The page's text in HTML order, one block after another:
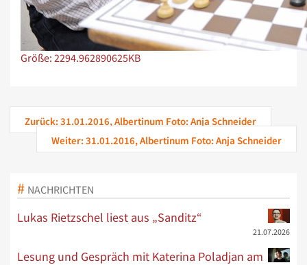
Zeige Bild in voller Größe…
Größe: 2294.962890625KB
Zurück: 31.01.2016, Albertinum Foto: Anja Schneider
Weiter: 31.01.2016, Albertinum Foto: Anja Schneider
NACHRICHTEN
Lukas Rietzschel liest aus „Sanditz“
21.07.2026
Lesung und Gespräch mit Katerina Poladjan am